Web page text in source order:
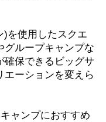
)を使用したスクエ
グループキャンプな
確保できるビッグサ
エーションを変えら
ャンプにおすすめ